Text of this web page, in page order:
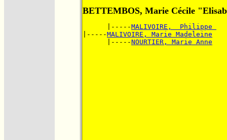
BETTEMBOS, Marie Cécile
      |-----
MALIVOIRE,  Philippe
|-----MALIVOIRE, Marie Madeleine
      |-----
NOURTIER, Marie Anne